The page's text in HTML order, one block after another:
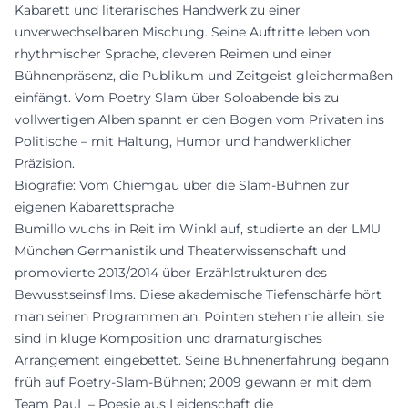
Kabarett und literarisches Handwerk zu einer
unverwechselbaren Mischung. Seine Auftritte leben von
rhythmischer Sprache, cleveren Reimen und einer
Bühnenpräsenz, die Publikum und Zeitgeist gleichermaßen
einfängt. Vom Poetry Slam über Soloabende bis zu
vollwertigen Alben spannt er den Bogen vom Privaten ins
Politische – mit Haltung, Humor und handwerklicher
Präzision.
Biografie: Vom Chiemgau über die Slam-Bühnen zur
eigenen Kabarettsprache
Bumillo wuchs in Reit im Winkl auf, studierte an der LMU
München Germanistik und Theaterwissenschaft und
promovierte 2013/2014 über Erzählstrukturen des
Bewusstseinsfilms. Diese akademische Tiefenschärfe hört
man seinen Programmen an: Pointen stehen nie allein, sie
sind in kluge Komposition und dramaturgisches
Arrangement eingebettet. Seine Bühnenerfahrung begann
früh auf Poetry-Slam-Bühnen; 2009 gewann er mit dem
Team PauL – Poesie aus Leidenschaft die